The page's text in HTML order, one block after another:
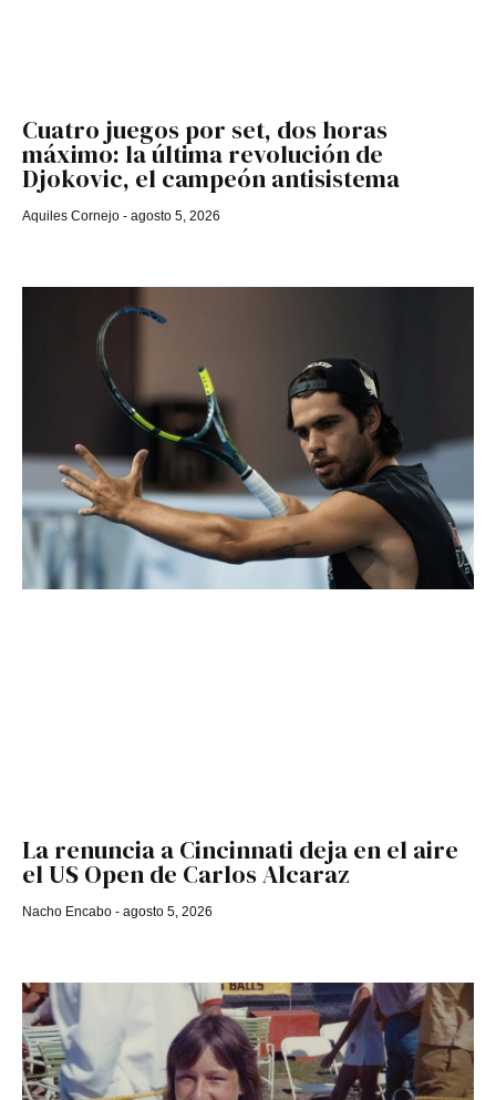
Cuatro juegos por set, dos horas
máximo: la última revolución de
Djokovic, el campeón antisistema
Aquiles Cornejo agosto 5, 2026
La renuncia a Cincinnati deja en el aire
el US Open de Carlos Alcaraz
Nacho Encabo agosto 5, 2026